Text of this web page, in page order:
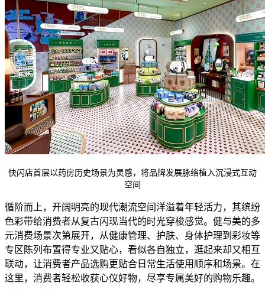
快闪店首层以药房历史场景为灵感，将品牌发展脉络植入沉浸式互动
空间
循阶而上，开阔明亮的现代潮流空间洋溢着年轻活力，其缤纷
色彩带给消费者从复古闪现当代的时光穿梭感觉。健与美的多
元消费场景次第展开，从健康管理、护肤、身体护理到彩妆等
专区陈列布置得专业又贴心，看似各自独立，逛起来却又相互
联动，让消费者产品选购更贴合日常生活使用顺序和场景。在
这里，消费者轻松收获心仪好物，尽享专属美好的购物乐趣。